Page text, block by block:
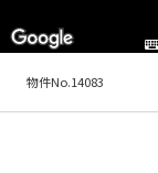
物件No.14083